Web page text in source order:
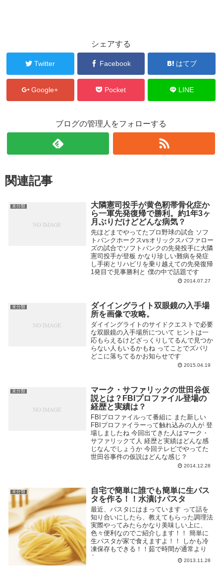
シェアする
Twitter Facebook はてブ
Google+ Pocket LINE
ブログの管理人をフォローする
関連記事
未分類
大隣憲司投手が黄色靭帯骨化症か
ら一軍先発復帰で勝利。約1年3ヶ
月ぶりだけどどんな病気？
先ほどまでやってたプロ野球の試合 ソフ
トバンクホークスvsオリックスバファロー
ズの試合でソフトバンクの先発投手に大隣
憲司投手が登板 かなり珍しい難病を発症
し手術とリハビリを乗り越えての先発復帰
1発目で見事勝利と 僕の中で話題です
2014.07.27
未分類
ダイイングライト双眼鏡の入手場
所を画像で攻略。
ダイイングライトのサイドクエストで必要
な双眼鏡の入手場所について ヒントは一
応もらえるけどざっくりしてるんで見つか
らない人もいるかもね ってことでズバリ
どこに落ちてるかお知らせです
2015.04.19
未分類
マーク・サファリックの世田谷仮
説とは？FBIプロファイル登場の
経歴と実績は？
FBIプロファイルって番組に また新しい
FBIプロファイラーって触れ込みの人が 登
場しましたね 今回出てきた人はマーク・
サファリックて人 経歴と実績はどんな感
じなんでしょうか 今回テレビでやってた
世田谷事件の仮説はどんな感じ？
2014.12.28
未分類
自宅で簡単に誰でも簡単に生パス
タを作る！！水漬けパスタ
最近、パスタにはまっています って話を
知り合いにしたら、教えてもらった調理法
実際やってみたらかなり美味しい上に、
色々便利なのでご紹介します！！ 簡単に
生パスタが家で食えますよ！！ しかも冷
凍保存もできる！！茹で時間が通常より
か...
2013.11.28